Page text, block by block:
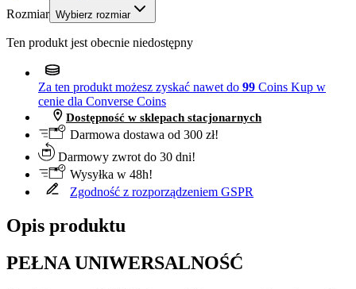
Rozmiar Wybierz rozmiar
Ten produkt jest obecnie niedostępny
Za ten produkt możesz zyskać nawet do 99 Coins Kup w
cenie dla Converse Coins
Dostępność w sklepach stacjonarnych
Darmowa dostawa od 300 zł!
Darmowy zwrot do 30 dni!
Wysyłka w 48h!
Zgodność z rozporządzeniem GSPR
Opis produktu
PEŁNA UNIWERSALNOŚĆ